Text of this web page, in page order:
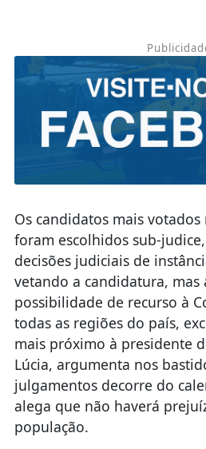
Os candidatos mais
foram escolhidos sub-
decisões judiciais de
vetando a candidatura, mas
possibilidade de recurso à
todas as regiões do país,
mais próximo à presidente
Lúcia, argumenta nos
julgamentos decorre do
alega que não haverá
população.